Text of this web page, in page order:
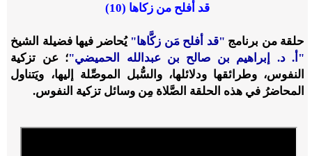
قد أفلح من زكاها (10)
حلقة من برنامج "قد أفلح مَن زكَّاها" يُحاضر فيها فضيلة الشيخ
"أ. د. إبراهيم بن صالح بن عبدالله الحميضي"؛ عن تزكية
النفوس، وطرائقها ودلائلها، والسُّبل الموصِّلة إليها، ويَتناول
المحاضرُ في هذه الحلقة الصَّلاة مِن وسائل تزكية النفوس.